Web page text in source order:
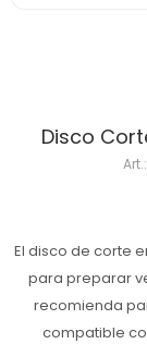
Disco
El disco de corte
para preparar
recomienda
compatible